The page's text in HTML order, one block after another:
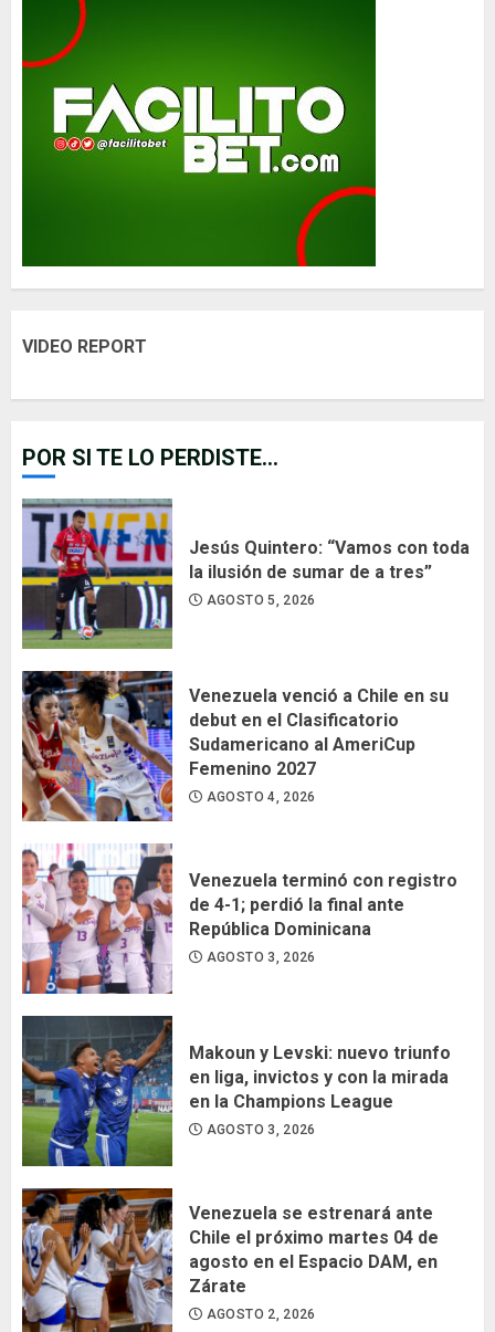
VIDEO REPORT
POR SI TE LO PERDISTE...
Jesús Quintero: “Vamos con toda
la ilusión de sumar de a tres”
AGOSTO 5, 2026
Venezuela venció a Chile en su
debut en el Clasificatorio
Sudamericano al AmeriCup
Femenino 2027
AGOSTO 4, 2026
Venezuela terminó con registro
de 4-1; perdió la final ante
República Dominicana
AGOSTO 3, 2026
Makoun y Levski: nuevo triunfo
en liga, invictos y con la mirada
en la Champions League
AGOSTO 3, 2026
Venezuela se estrenará ante
Chile el próximo martes 04 de
agosto en el Espacio DAM, en
Zárate
AGOSTO 2, 2026